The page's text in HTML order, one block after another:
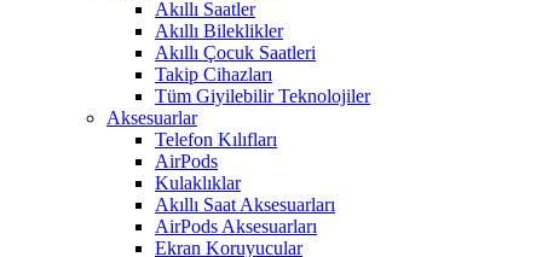
Akıllı Saatler
Akıllı Bileklikler
Akıllı Çocuk Saatleri
Takip Cihazları
Tüm Giyilebilir Teknolojiler
Aksesuarlar
Telefon Kılıfları
AirPods
Kulaklıklar
Akıllı Saat Aksesuarları
AirPods Aksesuarları
Ekran Koruyucular